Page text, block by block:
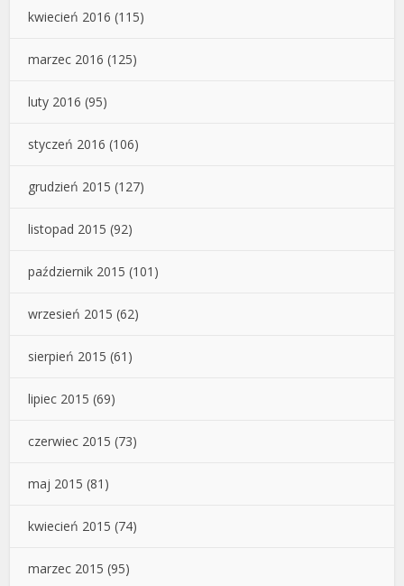
kwiecień 2016 (115)
marzec 2016 (125)
luty 2016 (95)
styczeń 2016 (106)
grudzień 2015 (127)
listopad 2015 (92)
październik 2015 (101)
wrzesień 2015 (62)
sierpień 2015 (61)
lipiec 2015 (69)
czerwiec 2015 (73)
maj 2015 (81)
kwiecień 2015 (74)
marzec 2015 (95)